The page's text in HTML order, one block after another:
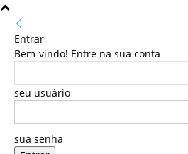
Entrar
Bem-vindo! Entre na sua conta
seu usuário
sua senha